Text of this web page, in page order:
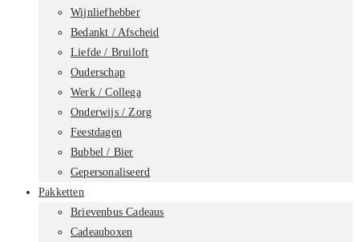
Wijnliefhebber
Bedankt / Afscheid
Liefde / Bruiloft
Ouderschap
Werk / Collega
Onderwijs / Zorg
Feestdagen
Bubbel / Bier
Gepersonaliseerd
Pakketten
Brievenbus Cadeaus
Cadeauboxen